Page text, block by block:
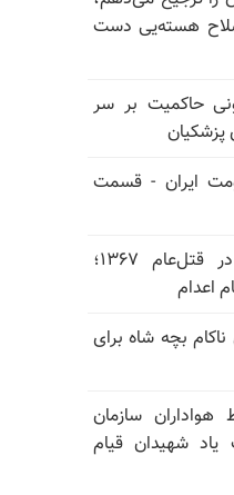
سلاح هسته‌یی دست
حاکمیت بر سر
پزشکیان
ایران - قسمت
نقش مستقیم خمینی در قتل‌عام ۱۳۶۷؛
اعدام
بچه شاه برای
سازمان
یاد شهیدان قیام